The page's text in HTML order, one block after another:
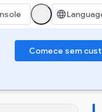
Comece sem